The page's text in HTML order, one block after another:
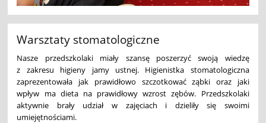
Warsztaty stomatologiczne
Nasze przedszkolaki miały szansę poszerzyć swoją wiedzę
z zakresu higieny jamy ustnej. Higienistka stomatologiczna
zaprezentowała jak prawidłowo szczotkować ząbki oraz jaki
wpływ ma dieta na prawidłowy wzrost zębów. Przedszkolaki
aktywnie brały udział w zajęciach i dzieliły się swoimi
umiejętnościami.